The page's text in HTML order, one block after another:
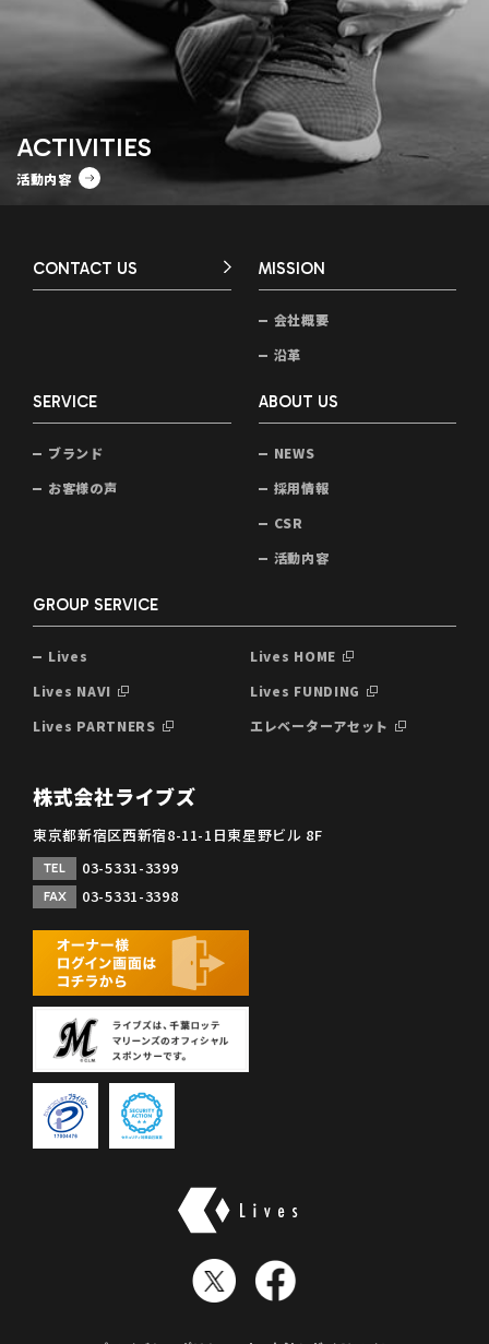
ACTIVITIES
活動内容
CONTACT US MISSION
会社概要
沿革
SERVICE
ブランド
お客様の声
ABOUT US
NEWS
採用情報
CSR
活動内容
GROUP SERVICE
Lives
Lives HOME
Lives NAVI
Lives FUNDING
Lives PARTNERS
エレベーターアセット
株式会社ライブズ
東京都新宿区西新宿8-11-1日東星野ビル 8F
TEL 03-5331-3399
FAX 03-5331-3398